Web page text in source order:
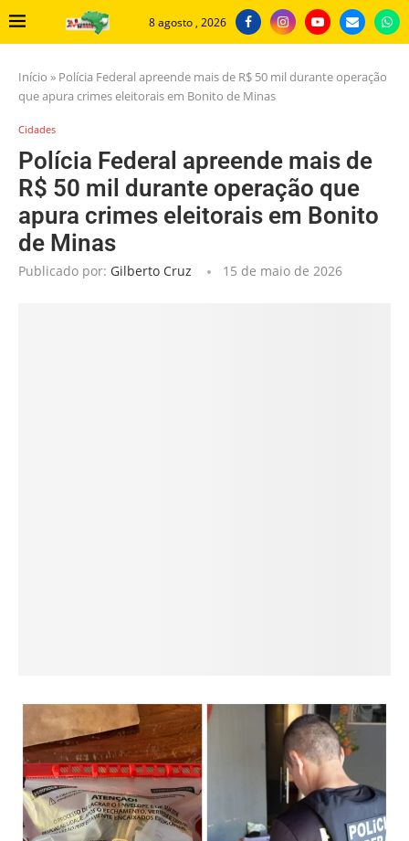
8 agosto , 2026
Início » Polícia Federal apreende mais de R$ 50 mil durante operação
que apura crimes eleitorais em Bonito de Minas
Cidades
Polícia Federal apreende mais de
R$ 50 mil durante operação que
apura crimes eleitorais em Bonito
de Minas
Publicado por: Gilberto Cruz 15 de maio de 2026